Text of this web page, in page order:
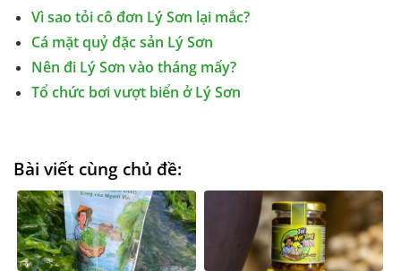
Vì sao tỏi cô đơn Lý Sơn lại mắc?
Cá mặt quỷ đặc sản Lý Sơn
Nên đi Lý Sơn vào tháng mấy?
Tổ chức bơi vượt biển ở Lý Sơn
Bài viết cùng chủ đề: